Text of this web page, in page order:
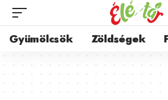
Gyümölcsök Zöldségek